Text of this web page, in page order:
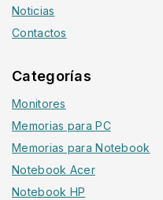
Noticias
Contactos
Categorías
Monitores
Memorias para PC
Memorias para Notebook
Notebook Acer
Notebook HP